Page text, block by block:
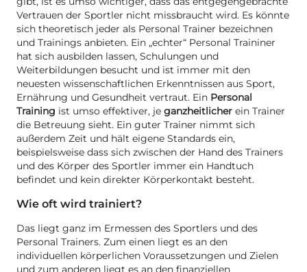
Vertrauen der Sportler nicht missbraucht wird. Es könnte
sich theoretisch jeder als Personal Trainer bezeichnen
und Trainings anbieten. Ein „echter“ Personal Traininer
hat sich ausbilden lassen, Schulungen und
Weiterbildungen besucht und ist immer mit den
neuesten wissenschaftlichen Erkenntnissen aus Sport,
Ernährung und Gesundheit vertraut. Ein Personal
Training ist umso effektiver, je ganzheitlicher ein Trainer
die Betreuung sieht. Ein guter Trainer nimmt sich
außerdem Zeit und hält eigene Standards ein,
beispielsweise dass sich zwischen der Hand des Trainers
und des Körper des Sportler immer ein Handtuch
befindet und kein direkter Körperkontakt besteht.
Wie oft wird trainiert?
Das liegt ganz im Ermessen des Sportlers und des
Personal Trainers. Zum einen liegt es an den
individuellen körperlichen Voraussetzungen und Zielen
und zum anderen liegt es an den finanziellen